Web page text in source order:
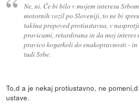
Ne, ni. Če bi bilo v mojem interesu
motornih vozil po Sloveniji, to ne bi
takšna prepoved protiustavna, v
pravicami, retardirana in da moj interes
pravico kogarkoli do enakopravnosti -
tudi Srbe.
To,d a je nekaj protiustavno, ne
ustave.